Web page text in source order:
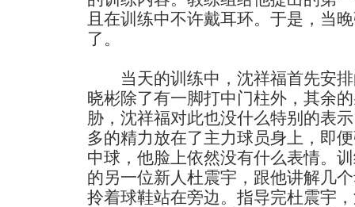
且在训练中不许戴耳环。于是，当
了。
当天的训练中，沈祥福首先安排
晓彬除了有一脚打中门柱外，其余
胁，沈祥福对此也没什么特别的表
多的精力放在了主力球员身上，即
中球，他脸上依然没有什么表情。
的另一位新人杜震宇，跟他讲解几
拎着球鞋站在旁边。指导完杜震宇